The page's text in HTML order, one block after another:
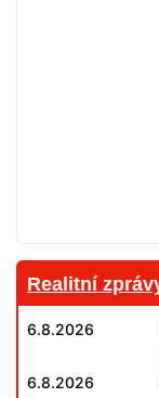
Realitní
6.8.2026
6.8.2026